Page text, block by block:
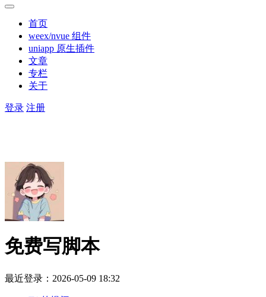
首页
weex/nvue 组件
uniapp 原生插件
文章
专栏
关于
登录 注册
免费写脚本
最近登录：2026-05-09 18:32